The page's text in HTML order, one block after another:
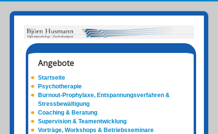
Angebote
Startseite
Psychotherapie
Burnout-Prophylaxe, Entspannungsverfahren &
Stressbewältigung
Coaching & Beratung
Supervision & Teamentwicklung
Vorträge, Workshops & Betriebsseminare